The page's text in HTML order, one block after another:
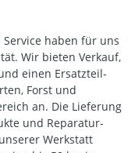
haben für uns
Wir bieten Verkauf,
einen Ersatzteil-
Forst und
an. Die Lieferung
und Reparatur-
Werkstatt